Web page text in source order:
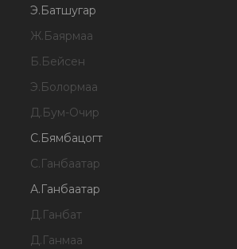
Э.Батшугар
Ж.Баярмаа
Б.Бейсен
Э.Болормаа
Д.Бум-Очир
С.Бямбацогт
С.Ганбаатар
А.Ганбаатар
Д.Ганбат
Д.Ганмаа